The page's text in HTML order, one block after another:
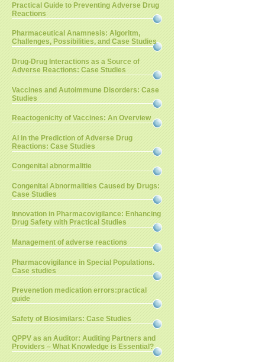
Practical Guide to Preventing Adverse Drug
Reactions
Pharmaceutical Anamnesis: Algoritm,
Challenges, Possibilities, and Case Studies
Drug-Drug Interactions as a Source of
Adverse Reactions: Case Studies
Vaccines and Autoimmune Disorders: Case
Studies
Reactogenicity of Vaccines: An Overview
AI in the Prediction of Adverse Drug
Reactions: Case Studies
Congenital abnormalitie
Congenital Abnormalities Caused by Drugs:
Case Studies
Innovation in Pharmacovigilance: Enhancing
Drug Safety with Practical Studies
Management of adverse reactions
Pharmacovigilance in Special Populations.
Case studies
Prevenetion medication errors:practical
guide
Safety of Biosimilars: Case Studies
QPPV as an Auditor: Auditing Partners and
Providers – What Knowledge is Essential?